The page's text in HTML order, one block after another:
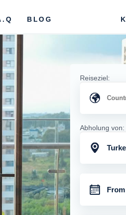
BLOG
Reiseziel:
Abholung von: